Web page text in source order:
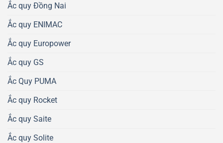
Ắc quy Đồng Nai
Ắc quy ENIMAC
Ắc quy Europower
Ắc quy GS
Ắc Quy PUMA
Ắc quy Rocket
Ắc quy Saite
Ắc quy Solite